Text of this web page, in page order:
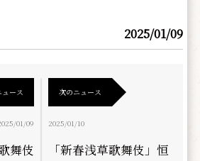
2025/01/09
ース
01/09
舞伎
次のニュース
2025/01/10
「新春浅草歌舞伎」恒